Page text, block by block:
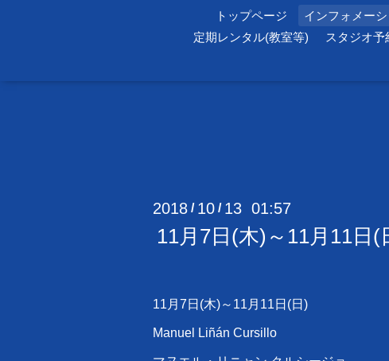
トップページ インフォメー
定期レンタル(教室等)
スタジオ
2018 / 10 / 13 01:57
11月7日(木)～11月11日
11月7日(木)～11月11日(日)
Manuel Liñán Cursillo